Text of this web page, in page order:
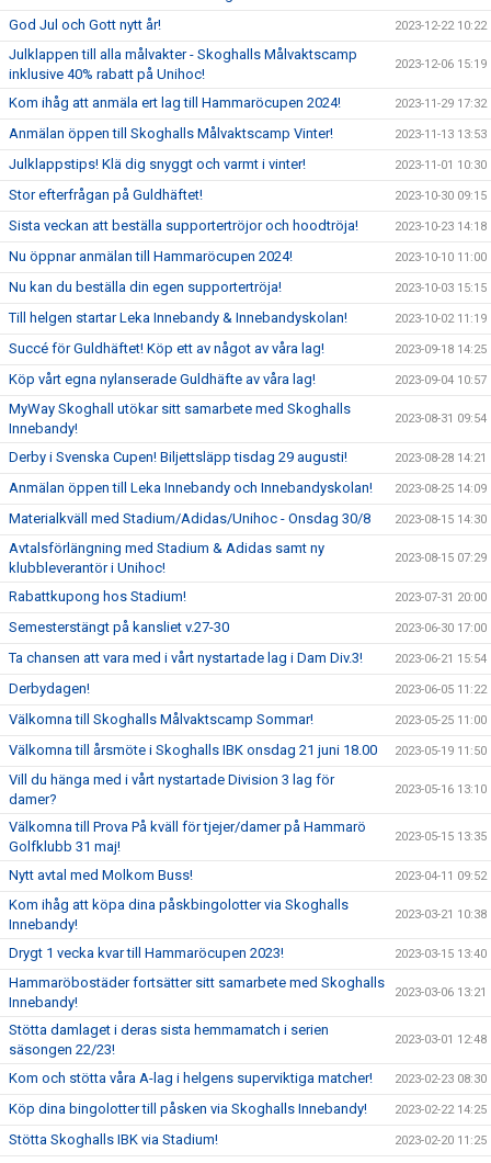
God Jul och Gott nytt år! 2023-12-22 10:22
Julklappen till alla målvakter - Skoghalls Målvaktscamp
inklusive 40% rabatt på Unihoc!
2023-12-06 15:19
Kom ihåg att anmäla ert lag till Hammaröcupen 2024! 2023-11-29 17:32
Anmälan öppen till Skoghalls Målvaktscamp Vinter! 2023-11-13 13:53
Julklappstips! Klä dig snyggt och varmt i vinter! 2023-11-01 10:30
Stor efterfrågan på Guldhäftet! 2023-10-30 09:15
Sista veckan att beställa supportertröjor och hoodtröja! 2023-10-23 14:18
Nu öppnar anmälan till Hammaröcupen 2024! 2023-10-10 11:00
Nu kan du beställa din egen supportertröja! 2023-10-03 15:15
Till helgen startar Leka Innebandy & Innebandyskolan! 2023-10-02 11:19
Succé för Guldhäftet! Köp ett av något av våra lag! 2023-09-18 14:25
Köp vårt egna nylanserade Guldhäfte av våra lag! 2023-09-04 10:57
MyWay Skoghall utökar sitt samarbete med Skoghalls
Innebandy!
2023-08-31 09:54
Derby i Svenska Cupen! Biljettsläpp tisdag 29 augusti! 2023-08-28 14:21
Anmälan öppen till Leka Innebandy och Innebandyskolan! 2023-08-25 14:09
Materialkväll med Stadium/Adidas/Unihoc - Onsdag 30/8 2023-08-15 14:30
Avtalsförlängning med Stadium & Adidas samt ny
klubbleverantör i Unihoc!
2023-08-15 07:29
Rabattkupong hos Stadium! 2023-07-31 20:00
Semesterstängt på kansliet v.27-30 2023-06-30 17:00
Ta chansen att vara med i vårt nystartade lag i Dam Div.3! 2023-06-21 15:54
Derbydagen! 2023-06-05 11:22
Välkomna till Skoghalls Målvaktscamp Sommar! 2023-05-25 11:00
Välkomna till årsmöte i Skoghalls IBK onsdag 21 juni 18.00 2023-05-19 11:50
Vill du hänga med i vårt nystartade Division 3 lag för
damer?
2023-05-16 13:10
Välkomna till Prova På kväll för tjejer/damer på Hammarö
Golfklubb 31 maj!
2023-05-15 13:35
Nytt avtal med Molkom Buss! 2023-04-11 09:52
Kom ihåg att köpa dina påskbingolotter via Skoghalls
Innebandy!
2023-03-21 10:38
Drygt 1 vecka kvar till Hammaröcupen 2023! 2023-03-15 13:40
Hammaröbostäder fortsätter sitt samarbete med Skoghalls
Innebandy!
2023-03-06 13:21
Stötta damlaget i deras sista hemmamatch i serien
säsongen 22/23!
2023-03-01 12:48
Kom och stötta våra A-lag i helgens superviktiga matcher! 2023-02-23 08:30
Köp dina bingolotter till påsken via Skoghalls Innebandy! 2023-02-22 14:25
Stötta Skoghalls IBK via Stadium! 2023-02-20 11:25